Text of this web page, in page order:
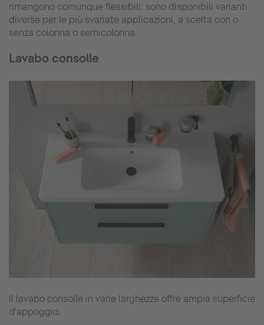
rimangono comunque flessibili: sono disponibili varianti
diverse per le più svariate applicazioni, a scelta con o
senza colonna o semicolonna.
Lavabo consolle
Il lavabo consolle in varie larghezze offre ampia superficie
d'appoggio.